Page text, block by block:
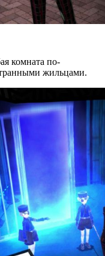
комната по-
жильцами.